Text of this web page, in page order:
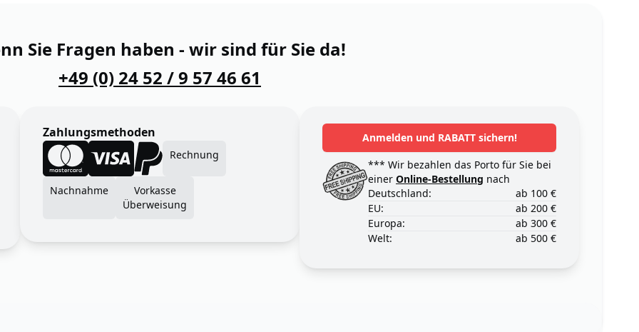
Sie Fragen haben - wir sind für Sie da!
+49 (0) 24 52 / 9 57 46 61
Zahlungsmethoden
Rechnung
Nachnahme
Vorkasse
Überweisung
Anmelden und RABATT sichern!
*** Wir bezahlen das Porto für Sie bei
einer Online-Bestellung nach
Deutschland:
ab 100 €
EU:
ab 200 €
Europa:
ab 300 €
Welt:
ab 500 €